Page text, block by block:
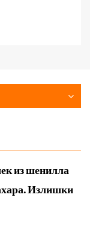
из шенилла
Излишки